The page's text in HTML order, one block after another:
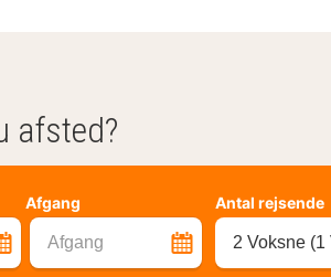
afsted?
Afgang
Afgang
Antal rejsende
2 Voksne